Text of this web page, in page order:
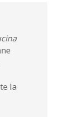
la